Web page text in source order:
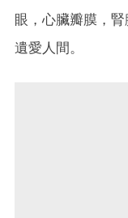
眼，心臟瓣膜，
遺愛人間。